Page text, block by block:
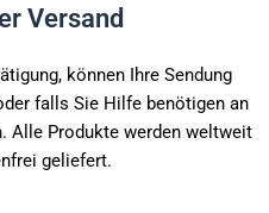
Versand
können Ihre Sendung
falls Sie Hilfe benötigen an
Alle Produkte werden weltweit
geliefert.